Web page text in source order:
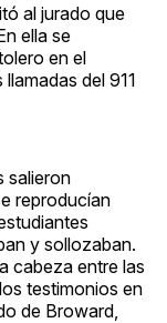
al jurado que
ella se
en el
del 911
salieron
reproducían
y sollozaban.
cabeza entre las
testimonios en
de Broward,